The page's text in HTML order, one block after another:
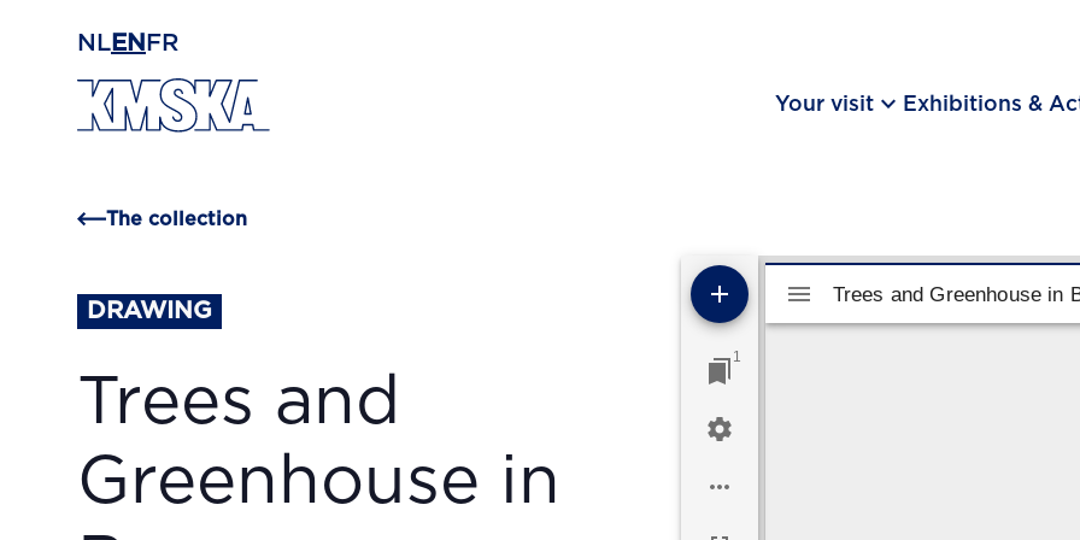
NL EN FR
Your visit keyboard_arrow_down Exhibitions &
The collection
DRAWING
Trees and
Greenhouse in
1
Mirador viewer
Trees and Greenhouse in
Trees and Greenhouse in